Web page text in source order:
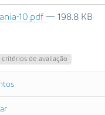
10.pdf — 198.8 KB
critérios de avaliação